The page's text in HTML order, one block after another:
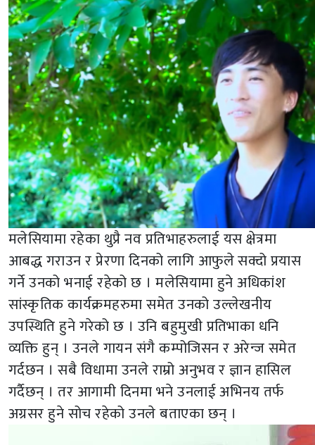
मलेसियामा रहेका थुप्रै नव प्रतिभाहरुलाई यस क्षेत्रमा
आबद्ध गराउन र प्रेरणा दिनको लागि आफुले सक्दो प्रयास
गर्ने उनको भनाई रहेको छ । मलेसियामा हुने अधिकांश
सांस्कृतिक कार्यक्रमहरुमा समेत उनको उल्लेखनीय
उपस्थिति हुने गरेको छ । उनि बहुमुखी प्रतिभाका धनि
व्यक्ति हुन् । उनले गायन संगै कम्पोजिसन र अरेन्ज समेत
गर्दछन । सबै विधामा उनले राम्रो अनुभव र ज्ञान हासिल
गर्दैछन् । तर आगामी दिनमा भने उनलाई अभिनय तर्फ
अग्रसर हुने सोच रहेको उनले बताएका छन् ।